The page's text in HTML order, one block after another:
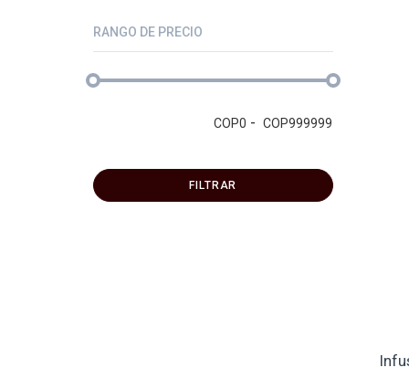
RANGO DE PRECIO
COP0 - COP999999
FILTRAR